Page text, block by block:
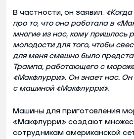
В частности, он заявил:
про то, что она работала в
многие из нас, кому пришлось
молодости для того, чтобы
для меня смешно было
Трампа, работающего с
«Макфлурри». Он знает нас. Он
с машиной «Макфлурри».
Машины для приготовления
«Макфлурри» создают
сотрудникам американской